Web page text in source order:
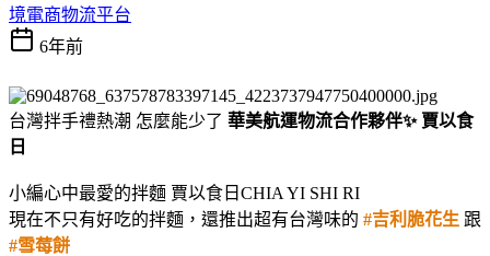
境電商物流平台
6年前
台灣拌手禮熱潮 怎麼能少了 華美航運物流合作夥伴✨ 賈以食
日
小編心中最愛的拌麵 賈以食日CHIA YI SHI RI
現在不只有好吃的拌麵，還推出超有台灣味的 #吉利脆花生 跟
#雪莓餅